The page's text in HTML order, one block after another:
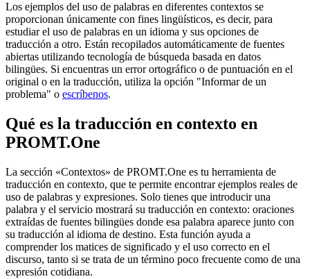
Los ejemplos del uso de palabras en diferentes contextos se
proporcionan únicamente con fines lingüísticos, es decir, para
estudiar el uso de palabras en un idioma y sus opciones de
traducción a otro. Están recopilados automáticamente de fuentes
abiertas utilizando tecnología de búsqueda basada en datos
bilingües. Si encuentras un error ortográfico o de puntuación en el
original o en la traducción, utiliza la opción "Informar de un
problema" o escríbenos.
Qué es la traducción en contexto en
PROMT.One
La sección «Contextos» de PROMT.One es tu herramienta de
traducción en contexto, que te permite encontrar ejemplos reales de
uso de palabras y expresiones. Solo tienes que introducir una
palabra y el servicio mostrará su traducción en contexto: oraciones
extraídas de fuentes bilingües donde esa palabra aparece junto con
su traducción al idioma de destino. Esta función ayuda a
comprender los matices de significado y el uso correcto en el
discurso, tanto si se trata de un término poco frecuente como de una
expresión cotidiana.